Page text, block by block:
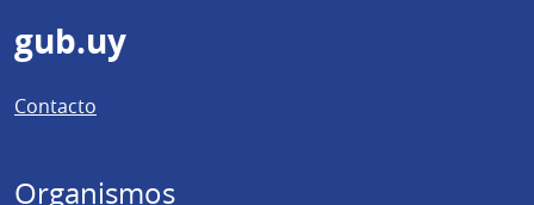
Pie
de
página
gub.uy
Contacto
Organismos